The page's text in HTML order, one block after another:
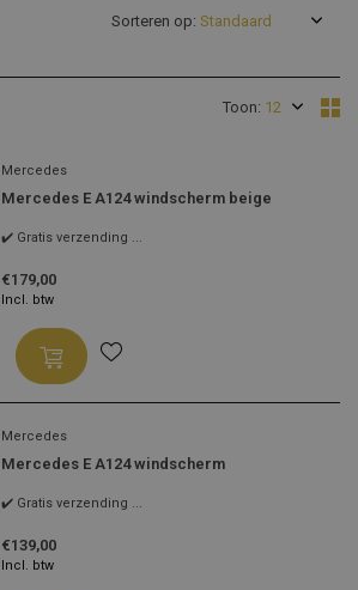
Toon:
Sorteren op:
Mercedes
Mercedes E A124 windscherm beige
✔️ Gratis verzending ...
€179,00
Incl. btw
Mercedes
Mercedes E A124 windscherm
✔️ Gratis verzending ...
€139,00
Incl. btw